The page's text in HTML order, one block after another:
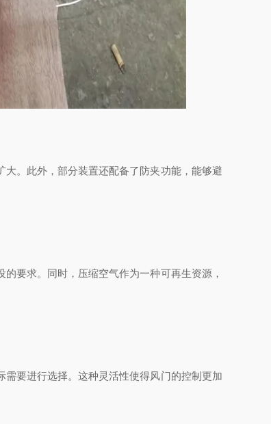
。此外，部分装置还配备了防夹功能，能够避
要求。同时，压缩空气作为一种可再生资源，
要进行选择。这种灵活性使得风门的控制更加